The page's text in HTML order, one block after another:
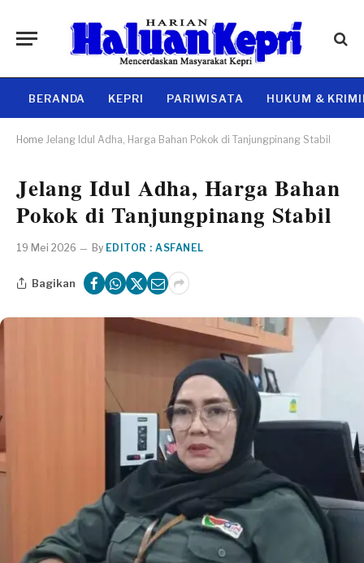
BERANDA KEPRI PARIWISATA HUKUM &
Home Jelang Idul Adha, Harga Bahan Pokok di Tanjungpinang Stabil
Jelang Idul Adha, Harga Bahan
Pokok di Tanjungpinang Stabil
19 Mei 2026 By EDITOR : ASFANEL
Bagikan